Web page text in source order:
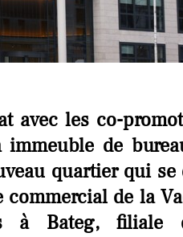
avec les co-
de
quartier qui se
de la
à Bateg, filiale